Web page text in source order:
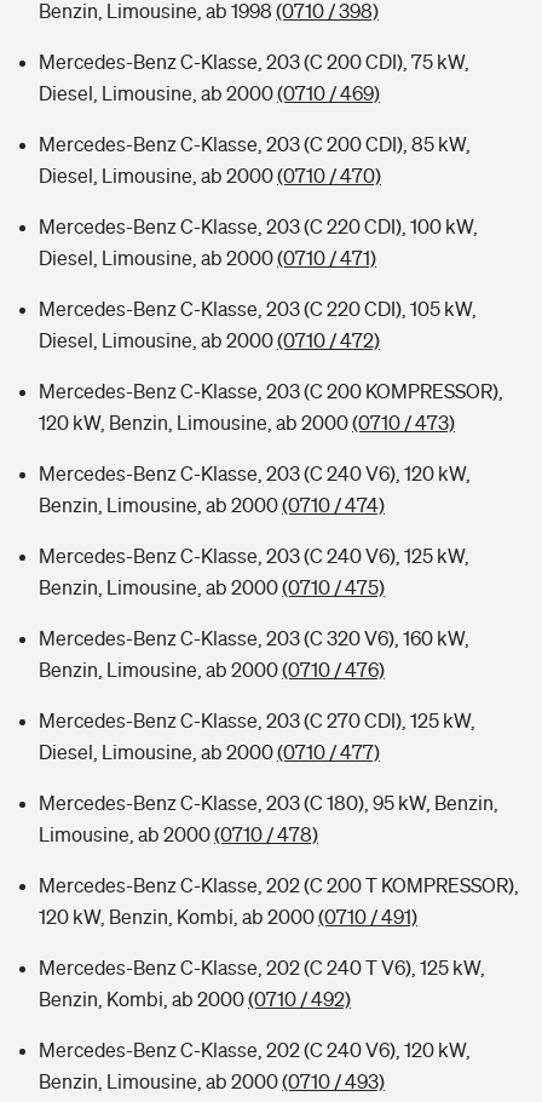
Benzin, Limousine, ab 1998 (0710 / 398)
Mercedes-Benz C-Klasse, 203 (C 200 CDI), 75 kW,
Diesel, Limousine, ab 2000(0710 / 469)
Mercedes-Benz C-Klasse, 203 (C 200 CDI), 85 kW,
Diesel, Limousine, ab 2000(0710 / 470)
Mercedes-Benz C-Klasse, 203 (C 220 CDI), 100 kW,
Diesel, Limousine, ab 2000(0710 / 471)
Mercedes-Benz C-Klasse, 203 (C 220 CDI), 105 kW,
Diesel, Limousine, ab 2000(0710 / 472)
Mercedes-Benz C-Klasse, 203 (C 200 KOMPRESSOR),
120 kW, Benzin, Limousine, ab 2000(0710 / 473)
Mercedes-Benz C-Klasse, 203 (C 240 V6), 120 kW,
Benzin, Limousine, ab 2000(0710 / 474)
Mercedes-Benz C-Klasse, 203 (C 240 V6), 125 kW,
Benzin, Limousine, ab 2000(0710 / 475)
Mercedes-Benz C-Klasse, 203 (C 320 V6), 160 kW,
Benzin, Limousine, ab 2000(0710 / 476)
Mercedes-Benz C-Klasse, 203 (C 270 CDI), 125 kW,
Diesel, Limousine, ab 2000(0710 / 477)
Mercedes-Benz C-Klasse, 203 (C 180), 95 kW, Benzin,
Limousine, ab 2000(0710 / 478)
Mercedes-Benz C-Klasse, 202 (C 200 T KOMPRESSOR),
120 kW, Benzin, Kombi, ab 2000(0710 / 491)
Mercedes-Benz C-Klasse, 202 (C 240 T V6), 125 kW,
Benzin, Kombi, ab 2000(0710 / 492)
Mercedes-Benz C-Klasse, 202 (C 240 V6), 120 kW,
Benzin, Limousine, ab 2000(0710 / 493)